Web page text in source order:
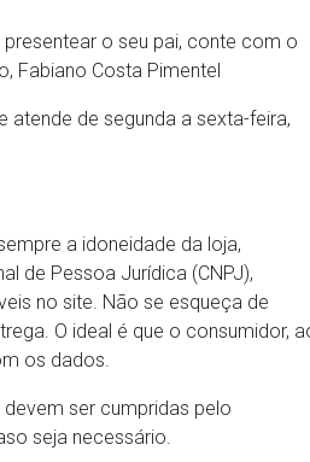
o seu pai, conte com o
Fabiano Costa Pimentel
atende de segunda a sexta-feira,
a idoneidade da loja,
de Pessoa Jurídica (CNPJ),
no site. Não se esqueça de
O ideal é que o consumidor,
os dados.
ser cumpridas pelo
seja necessário.